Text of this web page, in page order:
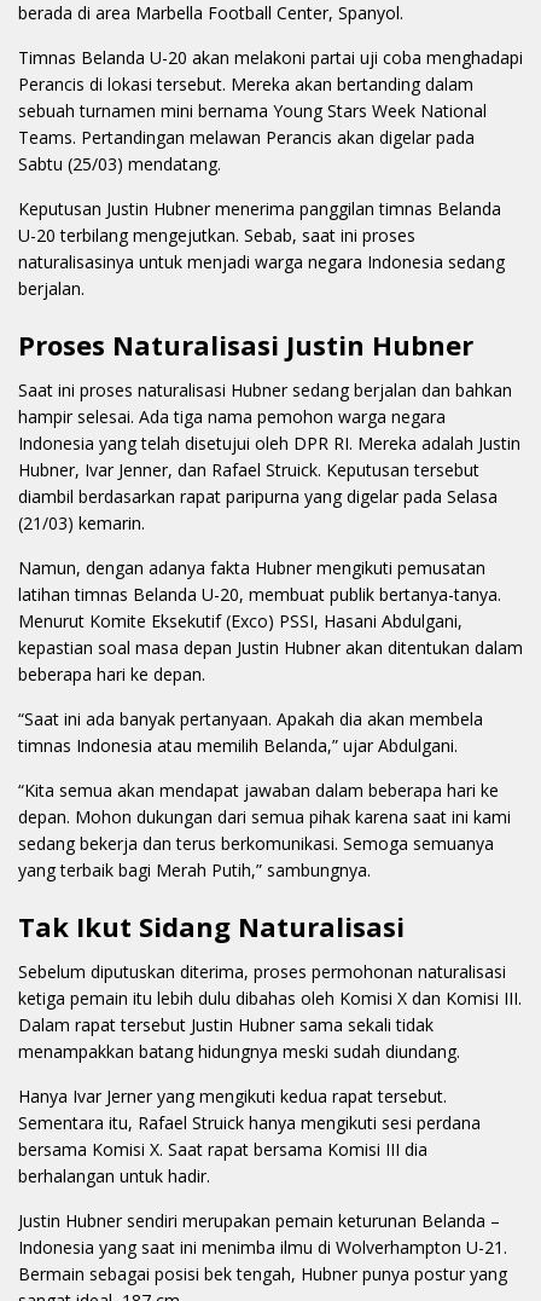
berada di area Marbella Football Center, Spanyol.
Timnas Belanda U-20 akan melakoni partai uji coba menghadapi
Perancis di lokasi tersebut. Mereka akan bertanding dalam
sebuah turnamen mini bernama Young Stars Week National
Teams. Pertandingan melawan Perancis akan digelar pada
Sabtu (25/03) mendatang.
Keputusan Justin Hubner menerima panggilan timnas Belanda
U-20 terbilang mengejutkan. Sebab, saat ini proses
naturalisasinya untuk menjadi warga negara Indonesia sedang
berjalan.
Proses Naturalisasi Justin Hubner
Saat ini proses naturalisasi Hubner sedang berjalan dan bahkan
hampir selesai. Ada tiga nama pemohon warga negara
Indonesia yang telah disetujui oleh DPR RI. Mereka adalah Justin
Hubner, Ivar Jenner, dan Rafael Struick. Keputusan tersebut
diambil berdasarkan rapat paripurna yang digelar pada Selasa
(21/03) kemarin.
Namun, dengan adanya fakta Hubner mengikuti pemusatan
latihan timnas Belanda U-20, membuat publik bertanya-tanya.
Menurut Komite Eksekutif (Exco) PSSI, Hasani Abdulgani,
kepastian soal masa depan Justin Hubner akan ditentukan dalam
beberapa hari ke depan.
“Saat ini ada banyak pertanyaan. Apakah dia akan membela
timnas Indonesia atau memilih Belanda,” ujar Abdulgani.
“Kita semua akan mendapat jawaban dalam beberapa hari ke
depan. Mohon dukungan dari semua pihak karena saat ini kami
sedang bekerja dan terus berkomunikasi. Semoga semuanya
yang terbaik bagi Merah Putih,” sambungnya.
Tak Ikut Sidang Naturalisasi
Sebelum diputuskan diterima, proses permohonan naturalisasi
ketiga pemain itu lebih dulu dibahas oleh Komisi X dan Komisi III.
Dalam rapat tersebut Justin Hubner sama sekali tidak
menampakkan batang hidungnya meski sudah diundang.
Hanya Ivar Jerner yang mengikuti kedua rapat tersebut.
Sementara itu, Rafael Struick hanya mengikuti sesi perdana
bersama Komisi X. Saat rapat bersama Komisi III dia
berhalangan untuk hadir.
Justin Hubner sendiri merupakan pemain keturunan Belanda –
Indonesia yang saat ini menimba ilmu di Wolverhampton U-21.
Bermain sebagai posisi bek tengah, Hubner punya postur yang